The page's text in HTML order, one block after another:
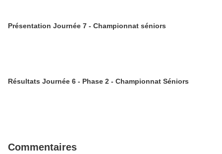
Présentation Journée 7 - Championnat séniors
Résultats Journée 6 - Phase 2 - Championnat Séniors
Commentaires